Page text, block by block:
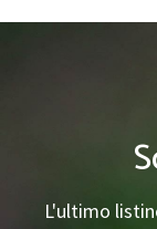
L'ultimo